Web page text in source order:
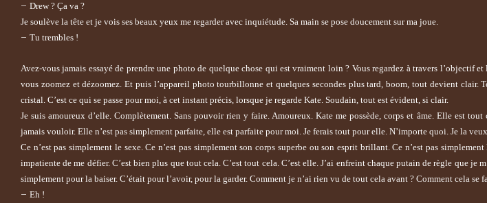
– Drew ? Ça va ?
Je soulève la tête et je vois ses beaux yeux me regarder avec inquiétude. Sa main se pose doucement sur ma joue.
– Tu trembles !
Avez-vous jamais essayé de prendre une photo de quelque chose qui est vraiment loin ? Vous regardez à travers l’objectif
vous zoomez et dézoomez. Et puis l’appareil photo tourbillonne et quelques secondes plus tard, boom, tout devient clair.
cristal. C’est ce qui se passe pour moi, à cet instant précis, lorsque je regarde Kate. Soudain, tout est évident, si clair.
Je suis amoureux d’elle. Complètement. Sans pouvoir rien y faire. Amoureux. Kate me possède, corps et âme. Elle est
jamais vouloir. Elle n’est pas simplement parfaite, elle est parfaite pour moi. Je ferais tout pour elle. N’importe quoi. Je la
Ce n’est pas simplement le sexe. Ce n’est pas simplement son corps superbe ou son esprit brillant. Ce n’est pas
impatiente de me défier. C’est bien plus que tout cela. C’est tout cela. C’est elle. J’ai enfreint chaque putain de règle que je
simplement pour la baiser. C’était pour l’avoir, pour la garder. Comment je n’ai rien vu de tout cela avant ? Comment cela se
– Eh !